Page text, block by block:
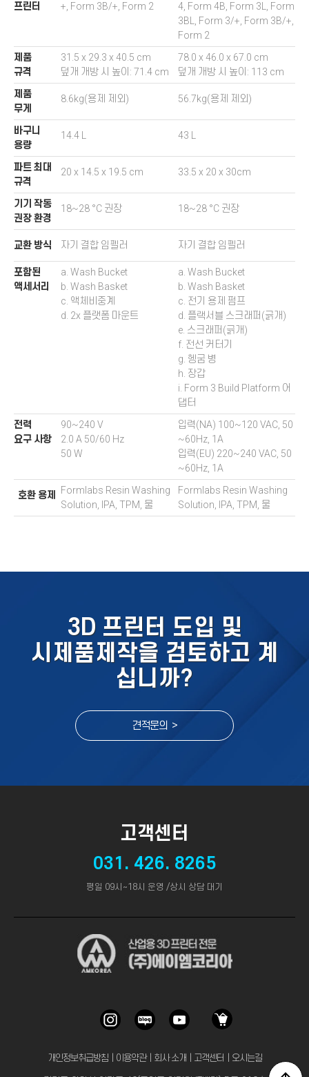
프린터
+, Form 3B/+, Form 2
4, Form 4B, Form 3L, Form
3BL, Form 3/+, Form 3B/+,
Form 2
제품
규격
31.5 x 29.3 x 40.5 cm
덮개 개방 시 높이: 71.4 cm
78.0 x 46.0 x 67.0 cm
덮개 개방 시 높이: 113 cm
제품
무게
8.6kg(용제 제외) 56.7kg(용제 제외)
바구니
용량
14.4 L 43 L
파트 최대
규격
20 x 14.5 x 19.5 cm 33.5 x 20 x 30cm
기기 작동
권장 환경
18~28 °C 권장 18~28 °C 권장
교환 방식 자기 결합 임펠러 자기 결합 임펠러
포함된
액세서리
a. Wash Bucket
b. Wash Basket
c. 액체비중계
d. 2x 플랫폼 마운트
a. Wash Bucket
b. Wash Basket
c. 전기 용제 펌프
d. 플랙서블 스크래퍼(긁개)
e. 스크래퍼(긁개)
f. 전선 커터기
g. 헹굼 병
h. 장갑
i. Form 3 Build Platform 어
댑터
전력
요구 사항
90~240 V
2.0 A 50/60 Hz
50 W
입력(NA) 100~120 VAC, 50
~60Hz, 1A
입력(EU) 220~240 VAC, 50
~60Hz, 1A
호환 용제
Formlabs Resin Washing
Solution, IPA, TPM, 물
Formlabs Resin Washing
Solution, IPA, TPM, 물
3D 프린터 도입 및
시제품제작을 검토하고 계
십니까?
견적문의 >
고객센터
031. 426. 8265
평일 09시~18시 운영 /상시 상담 대기
개인정보취급방침｜ 이용약관｜ 회사 소개 고객센터 오시는길